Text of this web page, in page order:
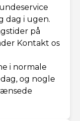
dag i ugen.
på
Kontakt os
i normale
og nogle